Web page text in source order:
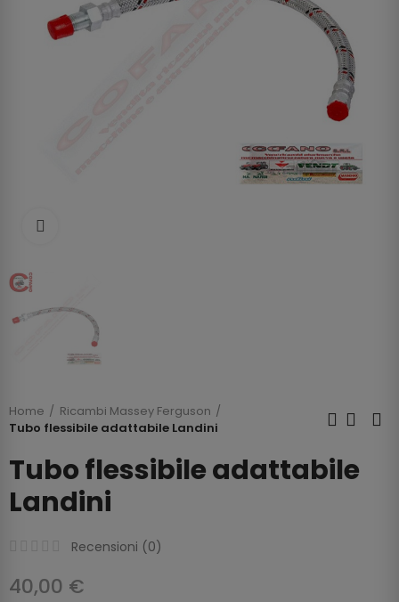
Home
Ricambi Massey Ferguson
Tubo flessibile adattabile Landini
Tubo flessibile adattabile
Landini
Recensioni (0)
40,00 €